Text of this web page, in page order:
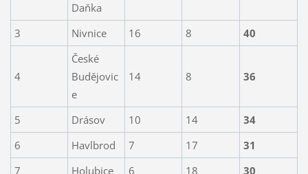
Daňka
3 Nivnice 16 8 40
4
České
Budějovic
e
14 8 36
5 Drásov 10 14
34
6
Havlbrod 7 17
31
7
Holubice 6 18
30